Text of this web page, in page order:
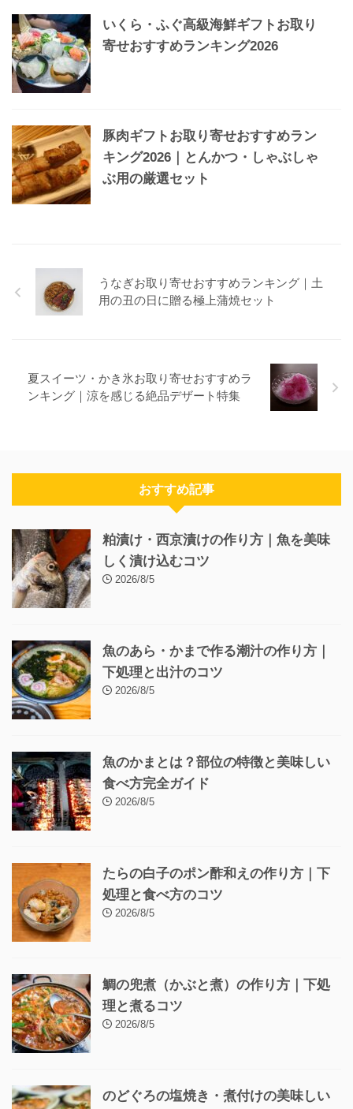
いくら・ふぐ高級海鮮ギフトお取り
寄せおすすめランキング2026
豚肉ギフトお取り寄せおすすめラン
キング2026｜とんかつ・しゃぶしゃ
ぶ用の厳選セット
うなぎお取り寄せおすすめランキング｜土
用の丑の日に贈る極上蒲焼セット
夏スイーツ・かき氷お取り寄せおすすめラ
ンキング｜涼を感じる絶品デザート特集
おすすめ記事
粕漬け・西京漬けの作り方｜魚を美味
しく漬け込むコツ
2026/8/5
魚のあら・かまで作る潮汁の作り方｜
下処理と出汁のコツ
2026/8/5
魚のかまとは？部位の特徴と美味しい
食べ方完全ガイド
2026/8/5
たらの白子のポン酢和えの作り方｜下
処理と食べ方のコツ
2026/8/5
鯛の兜煮（かぶと煮）の作り方｜下処
理と煮るコツ
2026/8/5
のどぐろの塩焼き・煮付けの美味しい